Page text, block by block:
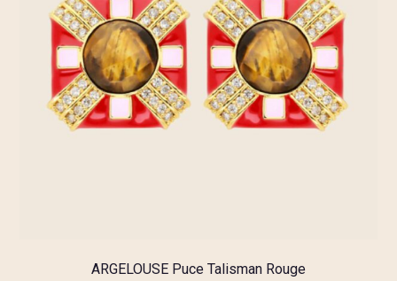
ARGELOUSE Puce Talisman Rouge